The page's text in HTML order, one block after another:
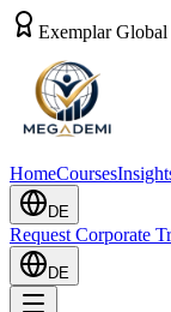
Exemplar
HomeCourses
DE
Request Corporate
DE